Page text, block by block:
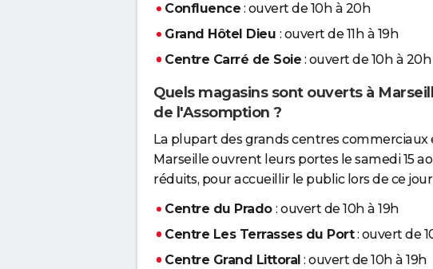
Confluence : ouvert de 10h à 20h
Grand Hôtel Dieu : ouvert de 11h à 19h
Centre Carré de Soie : ouvert de 10h à 20h
Quels magasins sont ouverts à
de l'Assomption ?
La plupart des grands centres commerciaux
Marseille ouvrent leurs portes le samedi 15
réduits, pour accueillir le public lors de ce
Centre du Prado: ouvert de 10h à 19h
Centre Les Terrasses du Port: ouvert de
Centre Grand Littoral : ouvert de 10h à 19h